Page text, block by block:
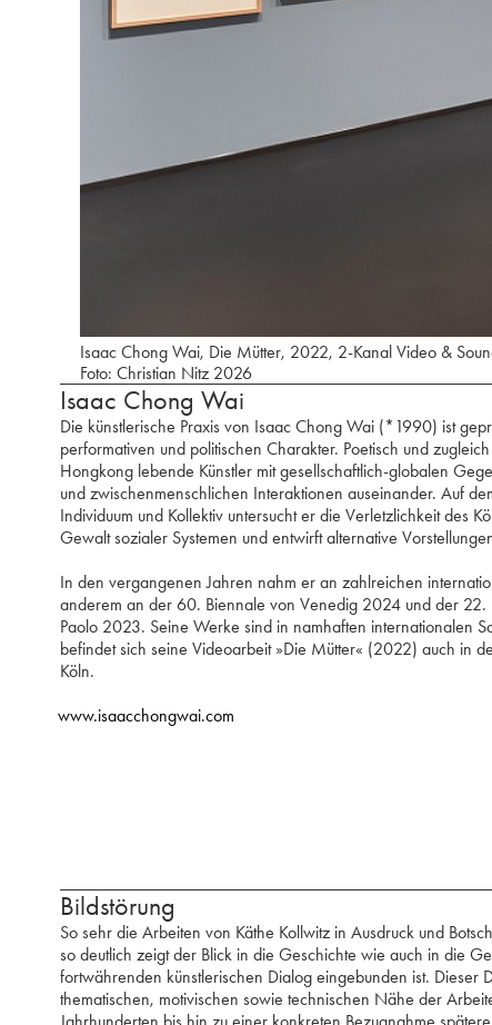
Isaac Chong Wai, Die Mütter, 2022, 2-Kanal Video &
Foto: Christian Nitz 2026
Isaac Chong Wai
Die künstlerische Praxis von Isaac Chong Wai (*1990) ist
performativen und politischen Charakter. Poetisch und
Hongkong lebende Künstler mit gesellschaftlich-globalen
und zwischenmenschlichen Interaktionen auseinander. Auf
Individuum und Kollektiv untersucht er die Verletzlichkeit des
Gewalt sozialer Systemen und entwirft alternative
In den vergangenen Jahren nahm er an zahlreichen
anderem an der 60. Biennale von Venedig 2024 und der 22.
Paolo 2023. Seine Werke sind in namhaften internationalen
befindet sich seine Videoarbeit »Die Mütter« (2022) auch in
Köln.
www.isaacchongwai.com
Bildstörung
So sehr die Arbeiten von Käthe Kollwitz in Ausdruck und
so deutlich zeigt der Blick in die Geschichte wie auch in die
fortwährenden künstlerischen Dialog eingebunden ist. Dieser
thematischen, motivischen sowie technischen Nähe der